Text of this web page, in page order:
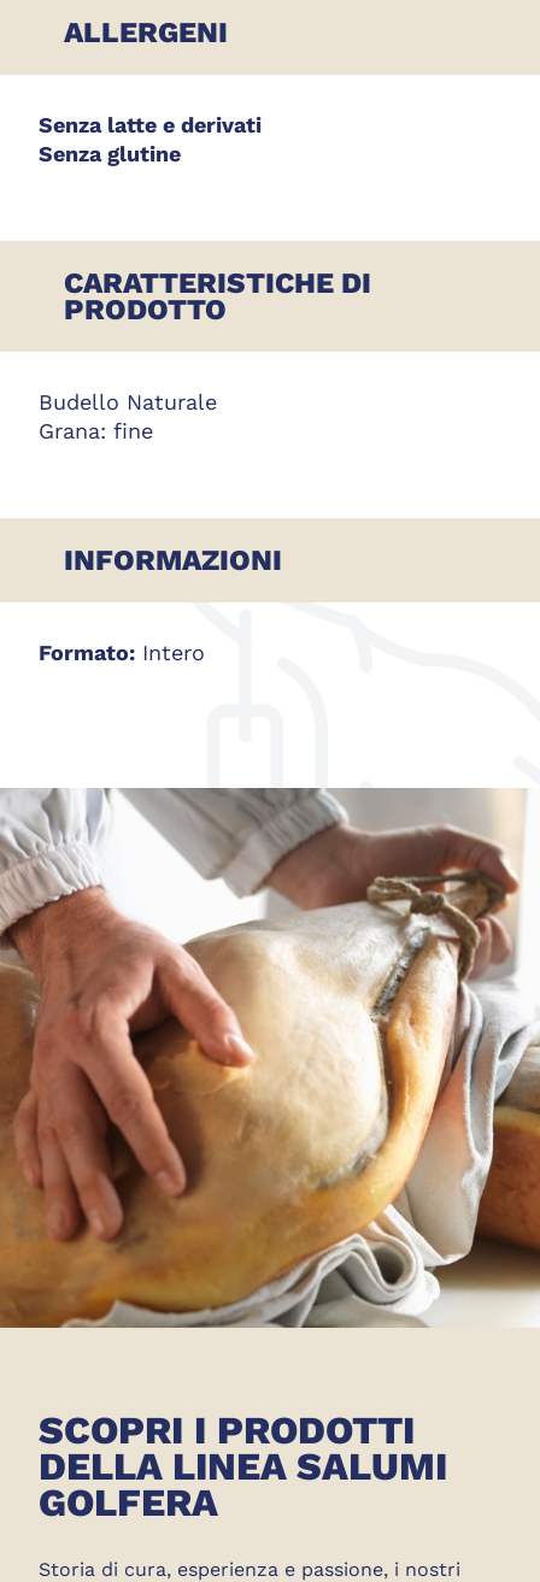
ALLERGENI
Senza latte e derivati
Senza glutine
CARATTERISTICHE DI
PRODOTTO
Budello Naturale
Grana: fine
INFORMAZIONI
Formato: Intero
SCOPRI I PRODOTTI
DELLA LINEA SALUMI
GOLFERA
Storia di cura, esperienza e passione, i nostri